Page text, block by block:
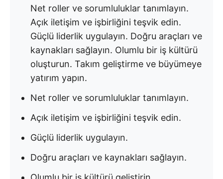
Net roller ve sorumluluklar tanımlayın.
Açık iletişim ve işbirliğini teşvik edin.
Güçlü liderlik uygulayın. Doğru araçları ve
kaynakları sağlayın. Olumlu bir iş kültürü
oluşturun. Takım geliştirme ve büyümeye
yatırım yapın.
Net roller ve sorumluluklar tanımlayın.
Açık iletişim ve işbirliğini teşvik edin.
Güçlü liderlik uygulayın.
Doğru araçları ve kaynakları sağlayın.